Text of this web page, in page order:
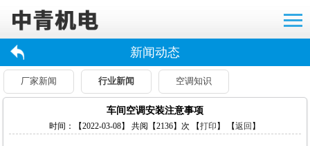
新闻动态
厂家新闻 行业新闻 空调知识
车间空调安装注意事项
时间：【2022-03-08】 共阅【2136】次 【打印】 【返回】